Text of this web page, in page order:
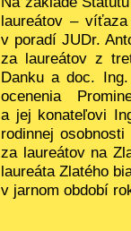
laureátov –
v poradí JUDr.
za laureátov z
Danku a doc.
ocenenia
a jej konateľovi
rodinnej
za laureátov na
laureáta Zlatého
v jarnom období